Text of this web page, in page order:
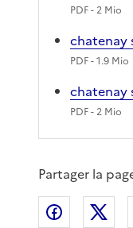
PDF- 2 Mio
chatenay
PDF- 1.9 Mio
chatenay
PDF- 2 Mio
Partager la
Partager